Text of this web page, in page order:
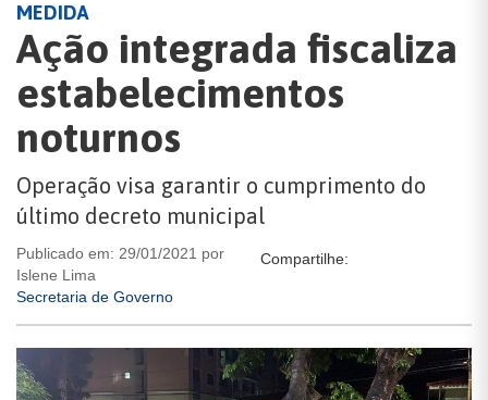
MEDIDA
Ação integrada fiscaliza
estabelecimentos
noturnos
Operação visa garantir o cumprimento do
último decreto municipal
Publicado em: 29/01/2021 por
Islene Lima
Secretaria de Governo
Compartilhe: